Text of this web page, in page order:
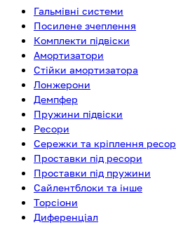
Гальмівні системи
Посилене зчеплення
Комплекти підвіски
Амортизатори
Стійки амортизатора
Лонжерони
Демпфер
Пружини підвіски
Ресори
Сережки та кріплення ресор
Проставки під ресори
Проставки під пружини
Сайлентблоки та інше
Торсіони
Диференціал